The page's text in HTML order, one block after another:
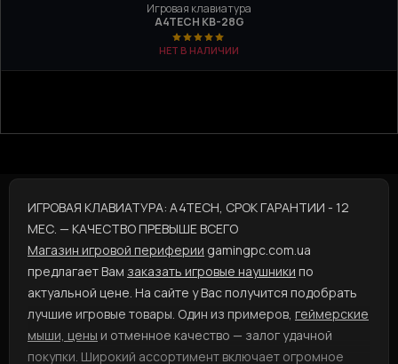
Игровая клавиатура
A4TECH KB-28G
НЕТ В НАЛИЧИИ
ИГРОВАЯ КЛАВИАТУРА: A4TECH, СРОК ГАРАНТИИ - 12
МЕС. — КАЧЕСТВО ПРЕВЫШЕ ВСЕГО
Магазин игровой периферии gamingpc.com.ua
предлагает Вам заказать игровые наушники по
актуальной цене. На сайте у Вас получится подобрать
лучшие игровые товары. Один из примеров, геймерские
мыши, цены и отменное качество — залог удачной
покупки. Широкий ассортимент включает огромное